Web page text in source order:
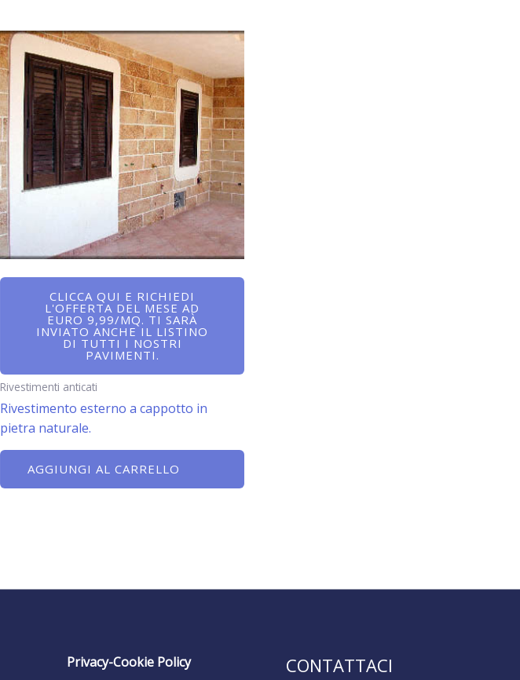
CLICCA QUI E RICHIEDI
L'OFFERTA DEL MESE AD
EURO 9,99/MQ. TI SARÀ
INVIATO ANCHE IL LISTINO
DI TUTTI I NOSTRI
PAVIMENTI.
Rivestimenti anticati
Rivestimento esterno a cappotto in
pietra naturale.
AGGIUNGI AL CARRELLO
Privacy-Cookie Policy CONTATTACI